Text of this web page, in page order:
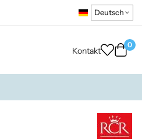
Kontakt
0